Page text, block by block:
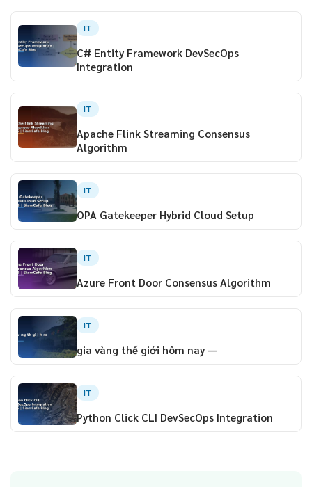
IT
C# Entity Framework DevSecOps
Integration
IT
Apache Flink Streaming Consensus
Algorithm
IT
OPA Gatekeeper Hybrid Cloud Setup
IT
Azure Front Door Consensus Algorithm
IT
gia vàng thế giới hôm nay —
IT
Python Click CLI DevSecOps Integration